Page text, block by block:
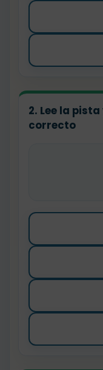
2. Lee la
correcto